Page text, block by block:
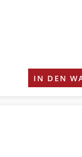
IN DEN